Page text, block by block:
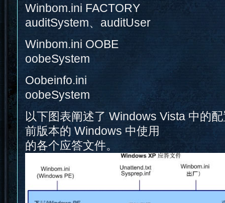
Winbom.ini FACTORY
auditSystem、auditUser
Winbom.ini OOBE
oobeSystem
Oobeinfo.ini
oobeSystem
以下图表阐述了 Windows Vista 中的
前版本的 Windows 中使用
的各个应答文件。